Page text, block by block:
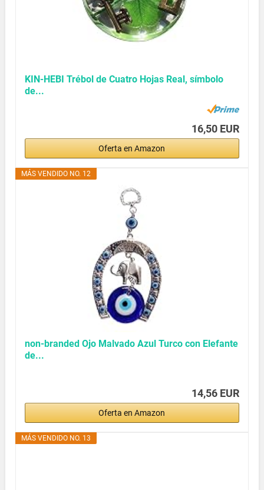
KIN-HEBI Trébol de Cuatro Hojas Real, símbolo
de...
16,50 EUR
Oferta en Amazon
MÁS VENDIDO NO. 12
non-branded Ojo Malvado Azul Turco con Elefante
de...
14,56 EUR
Oferta en Amazon
MÁS VENDIDO NO. 13